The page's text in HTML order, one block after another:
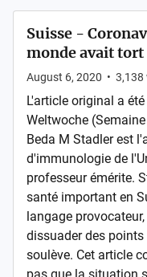
Suisse -
monde avait tort
August 6, 2020 • 3,138
L'article original a
Weltwoche
Beda M Stadler est
d'immunologie de
professeur émérite.
santé important en
langage
dissuader des
soulève. Cet article